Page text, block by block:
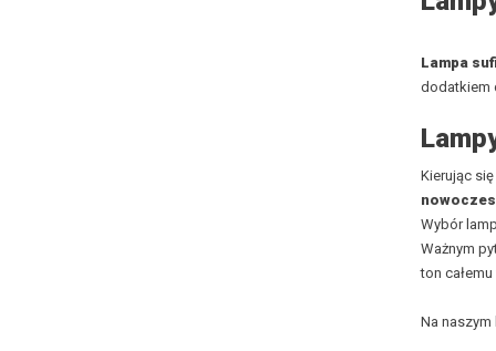
Lampa
dodatkiem
Kierując
Wybór
Ważnym
ton
Na naszym